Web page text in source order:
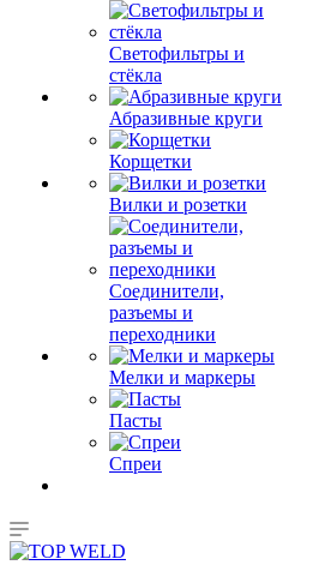
Светофильтры и
стёкла
Абразивные круги
Корщетки
Вилки и розетки
Соединители,
разъемы и
переходники
Мелки и маркеры
Пасты
Спреи